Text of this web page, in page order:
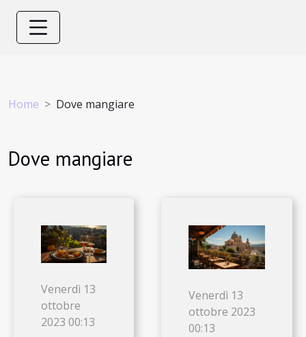
Home Dove mangiare
Dove mangiare
Venerdì 13
ottobre
2023 00:13
Venerdì 13
ottobre 2023
00:13